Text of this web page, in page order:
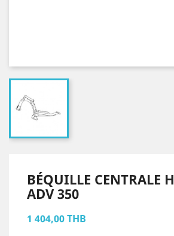
BÉQUILLE CENTRALE
ADV 350
1 404,00 THB